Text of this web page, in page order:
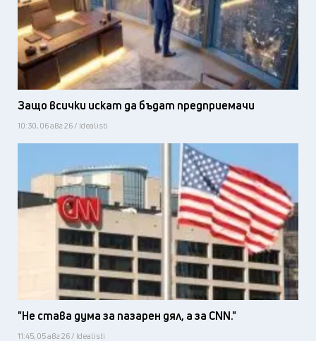
Защо всички искат да бъдат предприемачи
10:30, 06 авг 26 / Idealisti
"Не става дума за пазарен дял, а за CNN."
11:45, 05 авг 26 / Idealisti